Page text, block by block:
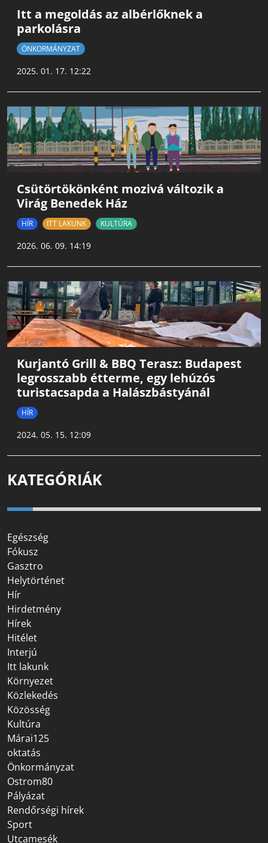
Itt a megoldás az albérlőknek a
parkolásra
ÖNKORMÁNYZAT
2025. 01. 17. 12:22
Csütörtökönként mozivá változik a
Virág Benedek Ház
HÍR ITT LAKUNK KULTÚRA
2026. 06. 09. 14:19
Kurjantó Grill & BBQ Terasz: Budapest
legrosszabb étterme, egy lehúzós
turistacsapda a Halászbástyánál
HÍR
2024. 05. 15. 12:09
KATEGÓRIÁK
Egészség
Fókusz
Gasztro
Helytörténet
Hír
Hirdetmény
Hírek
Hitélet
Interjú
Itt lakunk
Környezet
Közlekedés
Közösség
Kultúra
Márai125
oktatás
Önkormányzat
Ostrom80
Pályázat
Rendőrségi hírek
Sport
Utcamesék